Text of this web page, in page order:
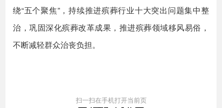
绕“五个聚焦”，持续推进殡葬行业十大突出问题集中整
治，巩固深化殡葬改革成果，推进殡葬领域移风易俗，
不断减轻群众治丧负担。
扫一扫在手机打开当前页